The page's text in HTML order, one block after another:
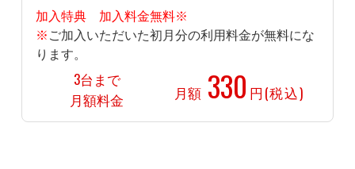
加入特典 加入料金無料※
※ ご加入いただいた初月分の利用料金が無料にな
ります。
3台まで
月額料金
月額330 円(税込)